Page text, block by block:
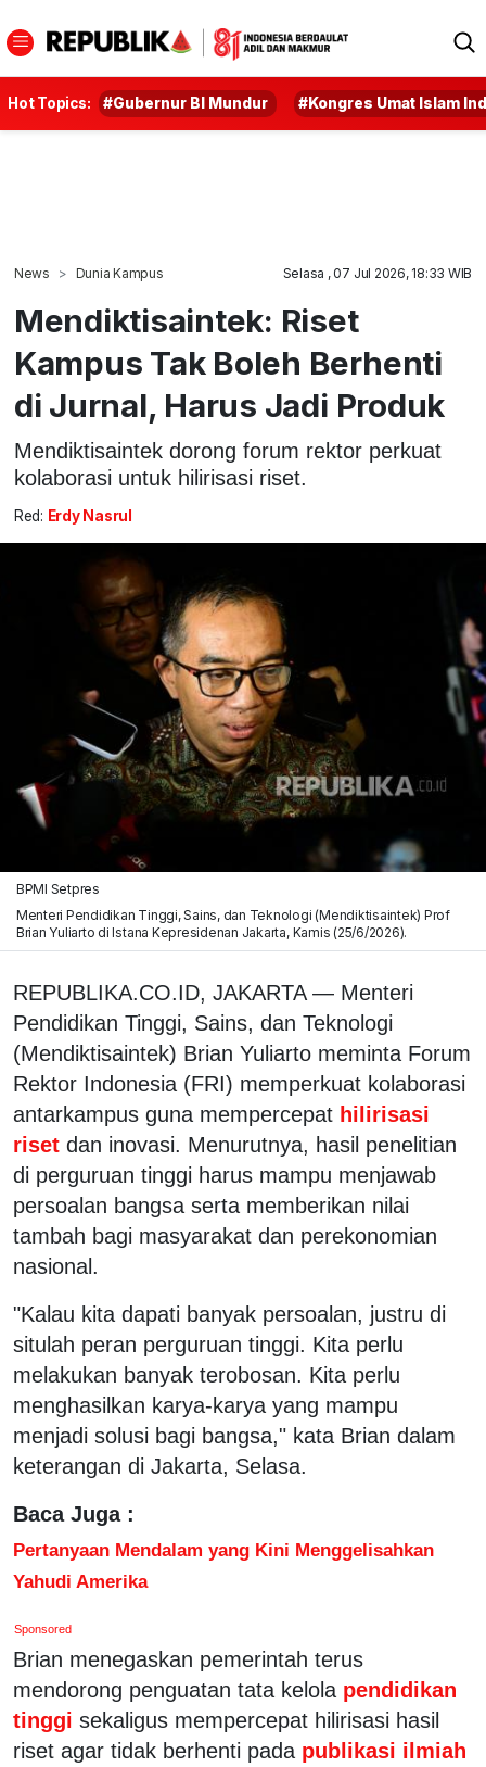
Hot Topics: #Gubernur BI Mundur #Kongres Umat Islam
News Dunia Kampus Selasa , 07 Jul 2026, 18:33 WIB
Mendiktisaintek: Riset
Kampus Tak Boleh Berhenti
di Jurnal, Harus Jadi Produk
Mendiktisaintek dorong forum rektor perkuat
kolaborasi untuk hilirisasi riset.
Red: Erdy Nasrul
BPMI Setpres
Menteri Pendidikan Tinggi, Sains, dan Teknologi (Mendiktisaintek) Prof
Brian Yuliarto di Istana Kepresidenan Jakarta, Kamis (25/6/2026).
REPUBLIKA.CO.ID, JAKARTA — Menteri
Pendidikan Tinggi, Sains, dan Teknologi
(Mendiktisaintek) Brian Yuliarto meminta Forum
Rektor Indonesia (FRI) memperkuat kolaborasi
antarkampus guna mempercepat hilirisasi
riset dan inovasi. Menurutnya, hasil penelitian
di perguruan tinggi harus mampu menjawab
persoalan bangsa serta memberikan nilai
tambah bagi masyarakat dan perekonomian
nasional.
"Kalau kita dapati banyak persoalan, justru di
situlah peran perguruan tinggi. Kita perlu
melakukan banyak terobosan. Kita perlu
menghasilkan karya-karya yang mampu
menjadi solusi bagi bangsa," kata Brian dalam
keterangan di Jakarta, Selasa.
Baca Juga :
Pertanyaan Mendalam yang Kini Menggelisahkan
Yahudi Amerika
Sponsored
Brian menegaskan pemerintah terus
mendorong penguatan tata kelola pendidikan
tinggi sekaligus mempercepat hilirisasi hasil
riset agar tidak berhenti pada publikasi ilmiah